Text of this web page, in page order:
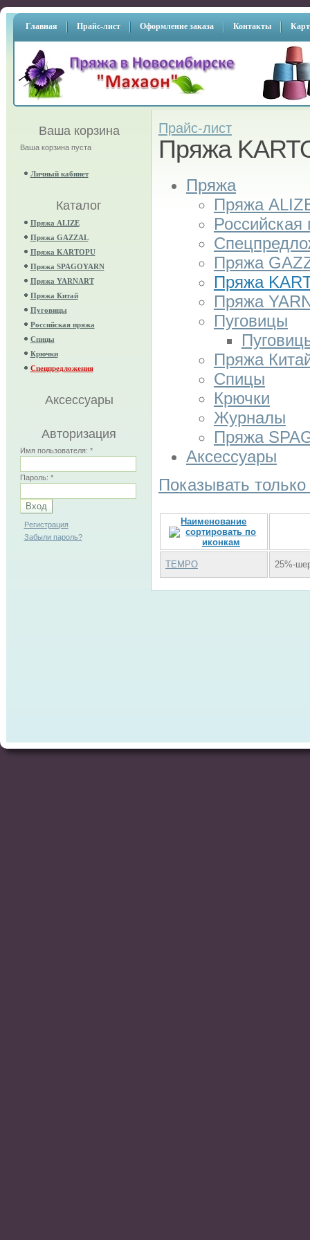
Главная Прайс-лист Оформление заказа Контакты
Ваша корзина
Ваша корзина пуста
Личный кабинет
Каталог
Пряжа ALIZE
Пряжа GAZZAL
Пряжа KARTOPU
Пряжа SPAGOYARN
Пряжа YARNART
Пряжа Китай
Пуговицы
Российская пряжа
Спицы
Крючки
Спецпредложения
Аксессуары
Авторизация
Имя пользователя: *
Пароль: *
Регистрация
Забыли пароль?
Прайс-лист
Пряжа
Пряжа
Пряжа
Российская
Пряжа
Пряжа
Пряжа
Пуговицы
Пряжа
Спицы
Крючки
Журналы
Пряжа
Аксессуары
Показывать
Наименование
TEMPO 25%-